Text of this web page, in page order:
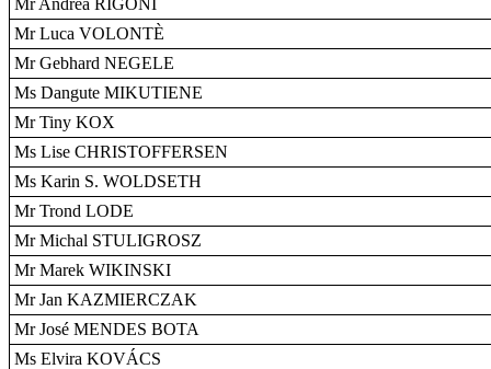
Mr Andrea RIGONI
Mr Luca VOLONTÈ
Mr Gebhard NEGELE
Ms Dangute MIKUTIENE
Mr Tiny KOX
Ms Lise CHRISTOFFERSEN
Ms Karin S. WOLDSETH
Mr Trond LODE
Mr Michal STULIGROSZ
Mr Marek WIKINSKI
Mr Jan KAZMIERCZAK
Mr José MENDES BOTA
Ms Elvira KOVÁCS